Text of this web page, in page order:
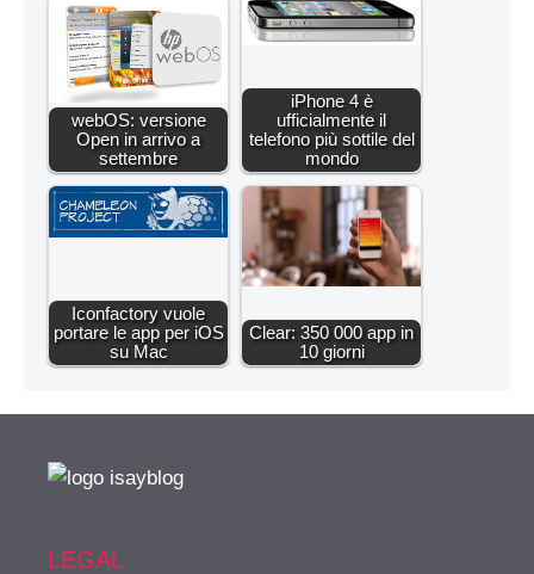
webOS: versione
Open in arrivo a
settembre
iPhone 4 è
ufficialmente il
telefono più sottile del
mondo
Iconfactory vuole
portare le app per iOS
su Mac
Clear: 350 000 app in
10 giorni
LEGAL